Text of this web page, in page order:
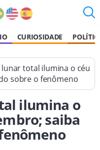
CURIOSIDADE
lunar total ilumina o céu
sobre o fenômeno
ilumina o
saiba